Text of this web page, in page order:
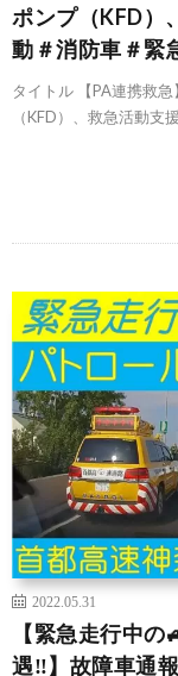
ポンプ（KFD）
動＃消防車＃緊
タイトル 【PA連携救
（KFD）、救急活動
2022.05.31
【緊急走行中
遇‼️】故障車通